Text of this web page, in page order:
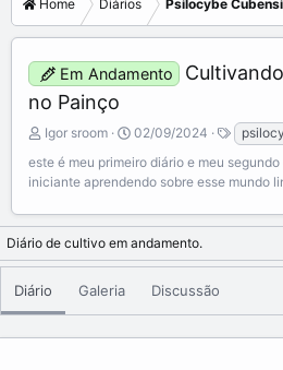
Home Diários Psilocybe
Em Andamento
no Painço
A
i
c
o
n
a
d
o
Igor sroom
C
e
a
e
d
a
02/09/2024
T
a
g
s
este é meu primeiro diário e meu
iniciante aprendendo sobre esse mundo
Diário de cultivo em andamento.
Diário Galeria Discussão